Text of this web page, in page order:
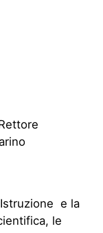
e la
le